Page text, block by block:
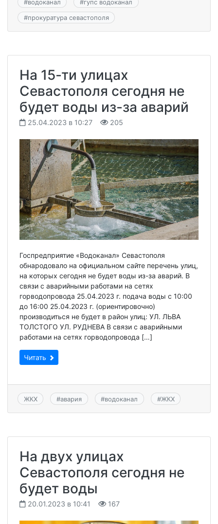
#водоканал #гупс водоканал
#прокуратура севастополя
На 15-ти улицах
Севастополя сегодня не
будет воды из-за аварий
25.04.2023 в 10:27 205
Госпредприятие «Водоканал» Севастополя
обнародовало на официальном сайте перечень улиц,
на которых сегодня не будет воды из-за аварий. В
связи с аварийными работами на сетях
горводопровода 25.04.2023 г. подача воды c 10:00
до 16:00 25.04.2023 г. (ориентировочно)
производиться не будет в район улиц: УЛ. ЛЬВА
ТОЛСТОГО УЛ. РУДНЕВА В связи с аварийными
работами на сетях горводопровода […]
Читать
ЖКХ #авария #водоканал #ЖКХ
На двух улицах
Севастополя сегодня не
будет воды
20.01.2023 в 10:41 167